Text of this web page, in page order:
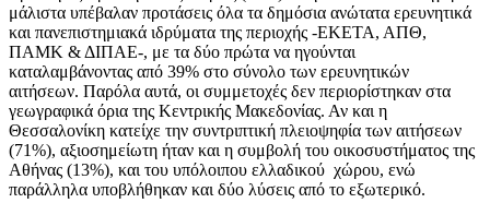
μάλιστα υπέβαλαν προτάσεις όλα τα δημόσια ανώτατα ερευνητικά
και πανεπιστημιακά ιδρύματα της περιοχής -ΕΚΕΤΑ, ΑΠΘ,
ΠΑΜΚ & ΔΙΠΑΕ-, με τα δύο πρώτα να ηγούνται
καταλαμβάνοντας από 39% στο σύνολο των ερευνητικών
αιτήσεων. Παρόλα αυτά, οι συμμετοχές δεν περιορίστηκαν στα
γεωγραφικά όρια της Κεντρικής Μακεδονίας. Αν και η
Θεσσαλονίκη κατείχε την συντριπτική πλειοψηφία των αιτήσεων
(71%), αξιοσημείωτη ήταν και η συμβολή του οικοσυστήματος της
Αθήνας (13%), και του υπόλοιπου ελλαδικού χώρου, ενώ
παράλληλα υποβλήθηκαν και δύο λύσεις από το εξωτερικό.